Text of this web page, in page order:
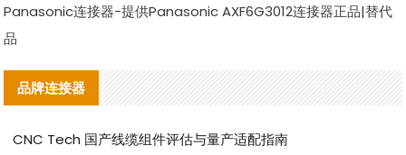
Panasonic连接器-提供Panasonic AXF6G3012连接器正品|替代
品
品牌连接器
CNC Tech 国产线缆组件评估与量产适配指南